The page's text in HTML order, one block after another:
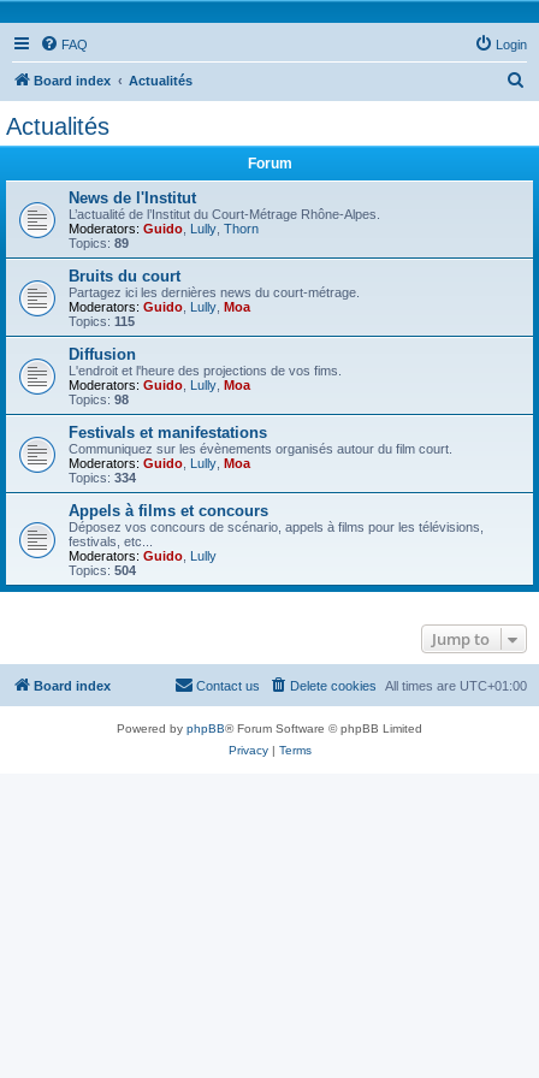
FAQ Login
Board index Actualités
Actualités
Forum
News de l'Institut
L’actualité de l’Institut du Court-Métrage Rhône-Alpes.
Moderators: Guido Lully Thorn
Topics: 89
Bruits du court
Partagez ici les dernières news du court-métrage.
Moderators: Guido Lully Moa
Topics: 115
Diffusion
L'endroit et l'heure des projections de vos fims.
Moderators: Guido Lully Moa
Topics: 98
Festivals et manifestations
Communiquez sur les évènements organisés autour du film court.
Moderators: Guido Lully Moa
Topics: 334
Appels à films et concours
Déposez vos concours de scénario, appels à films pour les télévisions,
festivals, etc...
Moderators: Guido Lully
Topics: 504
Jump to
Board index All times are UTC+01:00
Delete cookies
Contact us
Powered by phpBB® Forum Software © phpBB Limited
Privacy| Terms